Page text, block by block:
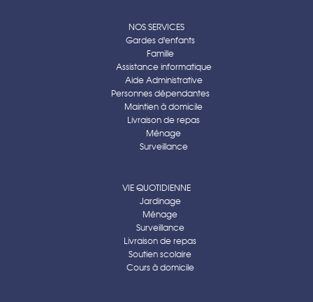
NOS SERVICES
Gardes d'enfants
Famille
Assistance informatique
Aide Administrative
Personnes dépendantes
Maintien à domicile
Livraison de repas
Ménage
Surveillance
VIE QUOTIDIENNE
Jardinage
Ménage
Surveillance
Livraison de repas
Soutien scolaire
Cours à domicile